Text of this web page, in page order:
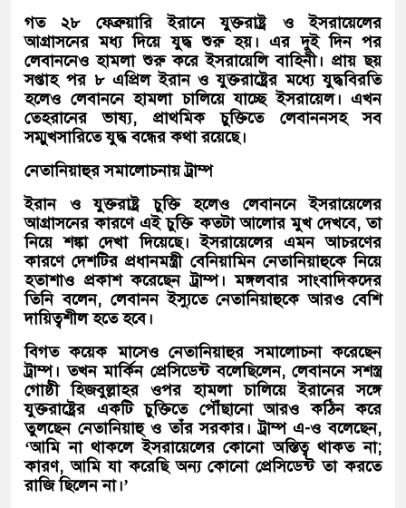
গত ২৮ ফেব্রুয়ারি ইরানে যুক্তরাষ্ট্র ও ইসরায়েলের
আগ্রাসনের মধ্য দিয়ে যুদ্ধ শুরু হয়। এর দুই দিন পর
লেবাননেও হামলা শুরু করে ইসরায়েলি বাহিনী। প্রায় ছয়
সপ্তাহ পর ৮ এপ্রিল ইরান ও যুক্তরাষ্ট্রের মধ্যে যুদ্ধবিরতি
হলেও লেবাননে হামলা চালিয়ে যাচ্ছে ইসরায়েল। এখন
তেহরানের ভাষ্য, প্রাথমিক চুক্তিতে লেবাননসহ সব
সম্মুখসারিতে যুদ্ধ বন্ধের কথা রয়েছে।
নেতানিয়াহুর সমালোচনায় ট্রাম্প
ইরান ও যুক্তরাষ্ট্র চুক্তি হলেও লেবাননে ইসরায়েলের
আগ্রাসনের কারণে এই চুক্তি কতটা আলোর মুখ দেখবে, তা
নিয়ে শঙ্কা দেখা দিয়েছে। ইসরায়েলের এমন আচরণের
কারণে দেশটির প্রধানমন্ত্রী বেনিয়ামিন নেতানিয়াহুকে নিয়ে
হতাশাও প্রকাশ করেছেন ট্রাম্প। মঙ্গলবার সাংবাদিকদের
তিনি বলেন, লেবানন ইস্যুতে নেতানিয়াহুকে আরও বেশি
দায়িত্বশীল হতে হবে।
বিগত কয়েক মাসেও নেতানিয়াহুর সমালোচনা করেছেন
ট্রাম্প। তখন মার্কিন প্রেসিডেন্ট বলেছিলেন, লেবাননে সশস্ত্র
গোষ্ঠী হিজবুল্লাহর ওপর হামলা চালিয়ে ইরানের সঙ্গে
যুক্তরাষ্ট্রের একটি চুক্তিতে পৌঁছানো আরও কঠিন করে
তুলছেন নেতানিয়াহু ও তাঁর সরকার। ট্রাম্প এ-ও বলেছেন,
‘আমি না থাকলে ইসরায়েলের কোনো অস্তিত্ব থাকত না;
কারণ, আমি যা করেছি অন্য কোনো প্রেসিডেন্ট তা করতে
রাজি ছিলেন না।’